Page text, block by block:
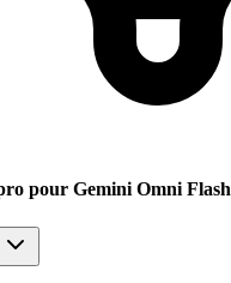
pour Gemini Omni Flash